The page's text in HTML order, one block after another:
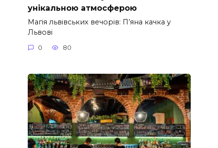
унікальною атмосферою
Магія львівських вечорів: П’яна качка у
Львові
0 80